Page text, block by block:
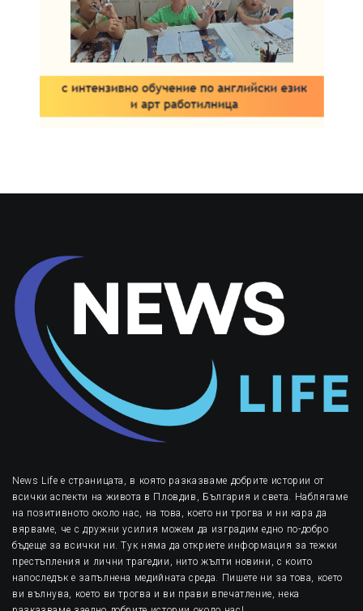
News Life е страницата, в която разказваме добрите истории от
всички аспекти на живота в Пловдив, България и света. Наблягаме
на позитивното около нас, на това, което ни трогва и ни кара да
вярваме, че с дружни усилия можем да изградим едно по-добро
бъдеще за всички ни. Тук няма да откриете информация за тежки
престъпления и лични трагедии, нито жълти новини, с които
напоследък е запълнена медийната среда. Пишете ни за това, което
ви вълнува, което ви трогва и ви прави впечатление, нека